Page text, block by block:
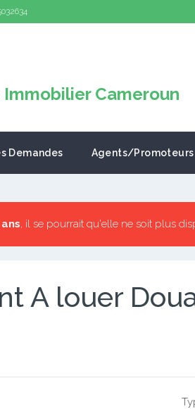
Demandes Agents/Promoteurs
, il se pourrait qu'elle ne soit plus
A louer